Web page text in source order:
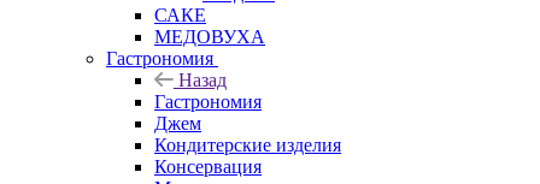
САКЕ
МЕДОВУХА
Гастрономия
Назад
Гастрономия
Джем
Кондитерские изделия
Консервация